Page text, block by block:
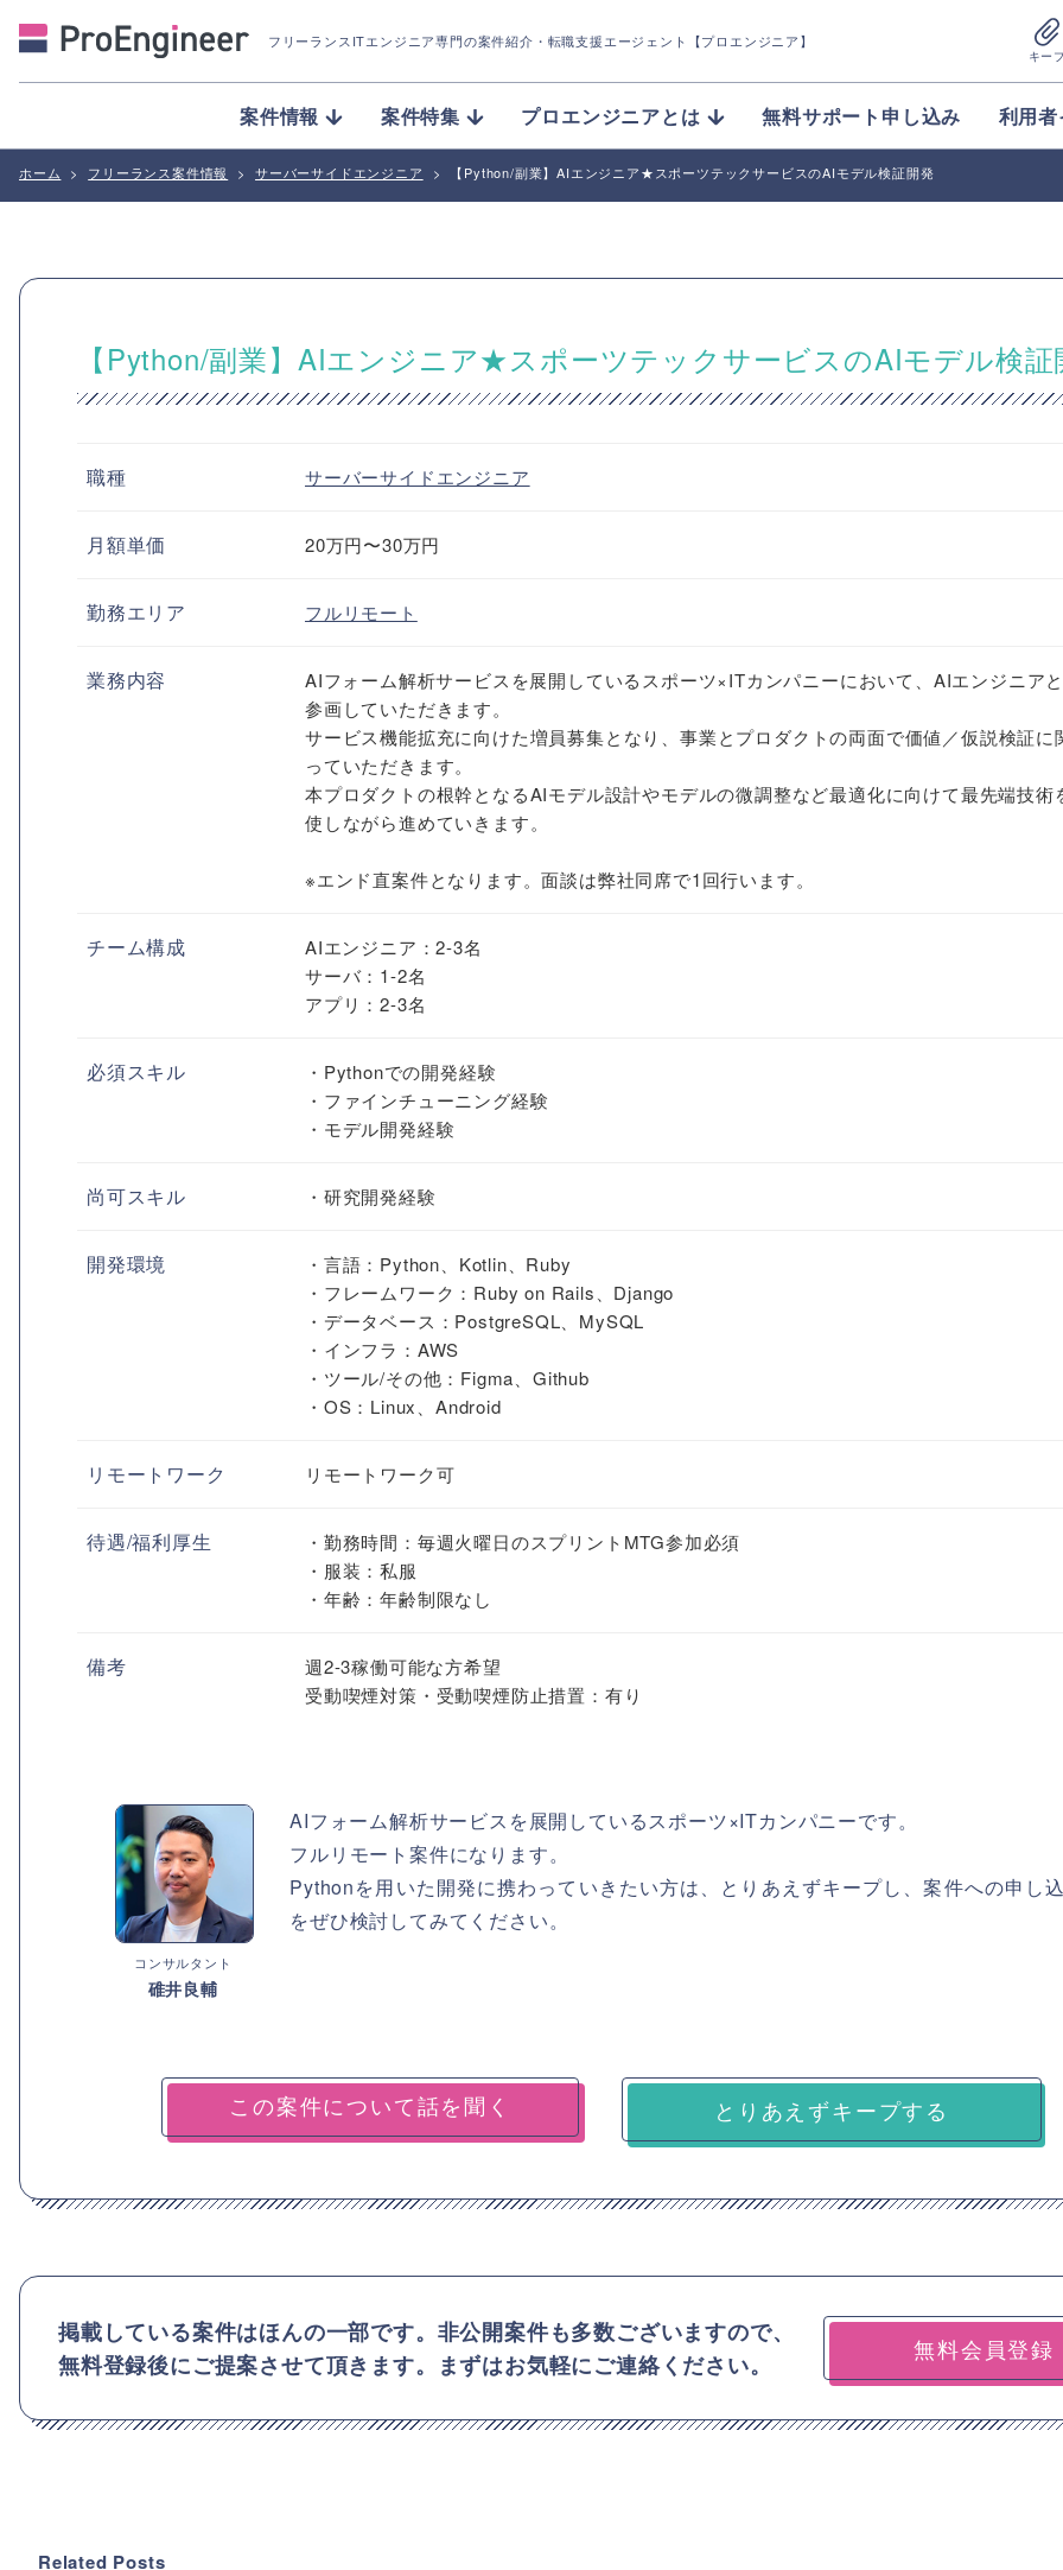
フリーランスITエンジニア専門の案件紹介 ・転職支援エージェント【プロエンジニア】
キー
案件情報 案件特集 プロエンジニアとは 無料サポート申し込み 利用
ホーム > フリーランス案件情報 > サーバーサイドエンジニア > 【Python/副業】AIエンジニア★スポーツテックサービスのAIモデル検証開発
【Python/副業】AIエンジニア★スポーツテックサービスのAIモデル検証
職種 サーバーサイドエンジニア
月額単価 20万円〜30万円
勤務エリア フルリモート
業務内容
AIフォーム解析サービスを展開しているスポーツ×ITカンパニーにおいて、AIエンジニア
参画していただきます。
サービス機能拡充に向けた増員募集となり、事業とプロダクトの両面で価値／仮説検証に
っていただきます。
本プロダクトの根幹となるAIモデル設計やモデルの微調整など最適化に向けて最先端技術
使しながら進めていきます。
※エンド直案件となります。面談は弊社同席で1回行います。
チーム構成
AIエンジニア：2-3名
サーバ：1-2名
アプリ：2-3名
必須スキル
・Pythonでの開発経験
・ファインチューニング経験
・モデル開発経験
尚可スキル ・研究開発経験
開発環境
・言語：Python、Kotlin、Ruby
・フレームワーク：Ruby on Rails、Django
・データベース：PostgreSQL、MySQL
・インフラ：AWS
・ツール/その他：Figma、Github
・OS：Linux、Android
リモートワーク リモートワーク可
待遇/福利厚生
・勤務時間：毎週火曜日のスプリントMTG参加必須
・服装：私服
・年齢：年齢制限なし
備考
週2-3稼働可能な方希望
受動喫煙対策・受動喫煙防止措置：有り
コンサルタント
碓井良輔
AIフォーム解析サービスを展開しているスポーツ×ITカンパニーです。
フルリモート案件になります。
Pythonを用いた開発に携わっていきたい方は、とりあえずキープし、案件への申し
をぜひ検討してみてください。
とりあえずキープする
掲載している案件はほんの一部です。非公開案件も多数ございますので、
無料登録後にご提案させて頂きます。まずはお気軽にご連絡ください。
無料会員登録
Related Posts